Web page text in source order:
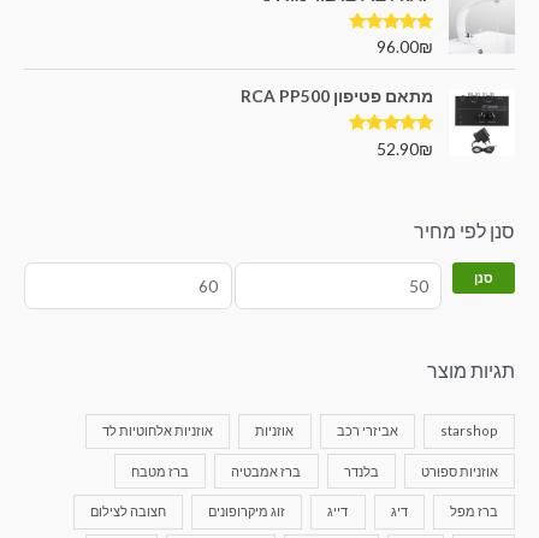
דורג5.00
96.00₪
מתאם פטיפון RCA PP500
דורג5.00
52.90₪
סנן לפי מחיר
סנן
תגיות מוצר
starshop אביזרי רכב אוזניות אוזניות אלחוטיות לד
אוזניות ספורט בלנדר ברז אמבטיה ברז מטבח
ברז מפל דיג דייג זוג מיקרופונים חצובה לצילום